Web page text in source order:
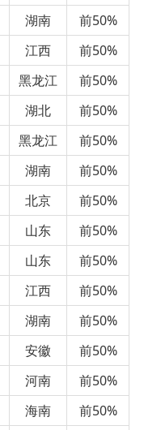
湖南
前50%
江西
前50%
黑龙江
前50%
湖北
前50%
黑龙江
前50%
湖南
前50%
北京
前50%
山东
前50%
山东
前50%
江西
前50%
湖南
前50%
安徽
前50%
河南
前50%
海南
前50%